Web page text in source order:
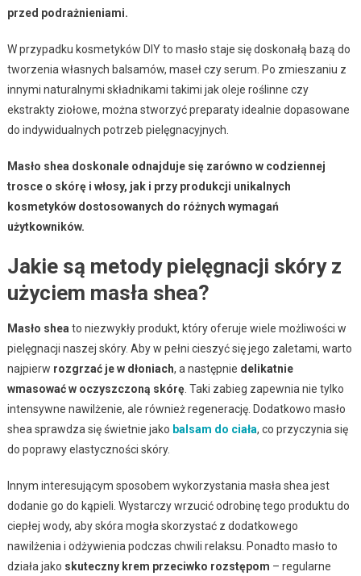
przed podrażnieniami.
W przypadku kosmetyków DIY to masło staje się doskonałą bazą do
tworzenia własnych balsamów, maseł czy serum. Po zmieszaniu z
innymi naturalnymi składnikami takimi jak oleje roślinne czy
ekstrakty ziołowe, można stworzyć preparaty idealnie dopasowane
do indywidualnych potrzeb pielęgnacyjnych.
Masło shea doskonale odnajduje się zarówno w codziennej
trosce o skórę i włosy, jak i przy produkcji unikalnych
kosmetyków dostosowanych do różnych wymagań
użytkowników.
Jakie są metody pielęgnacji skóry z
użyciem masła shea?
Masło shea to niezwykły produkt, który oferuje wiele możliwości w
pielęgnacji naszej skóry. Aby w pełni cieszyć się jego zaletami, warto
najpierw rozgrzać je w dłoniach, a następnie delikatnie
wmasować w oczyszczoną skórę. Taki zabieg zapewnia nie tylko
intensywne nawilżenie, ale również regenerację. Dodatkowo masło
shea sprawdza się świetnie jako balsam do ciała, co przyczynia się
do poprawy elastyczności skóry.
Innym interesującym sposobem wykorzystania masła shea jest
dodanie go do kąpieli. Wystarczy wrzucić odrobinę tego produktu do
ciepłej wody, aby skóra mogła skorzystać z dodatkowego
nawilżenia i odżywienia podczas chwili relaksu. Ponadto masło to
działa jako skuteczny krem przeciwko rozstępom – regularne